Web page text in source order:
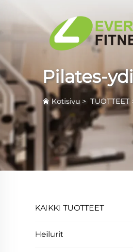
Pilates-
Kotisivu > TUOTTEET
KAIKKI TUOTTEET
Heilurit